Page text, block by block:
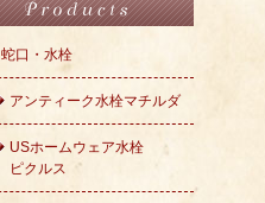
蛇口・水栓
アンティーク水栓マチルダ
USホームウェア水栓
ピクルス